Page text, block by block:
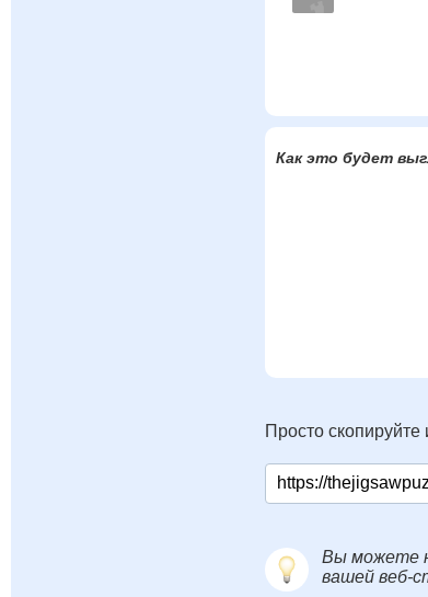
Как это будет
Просто скопируйте
Вы можете
вашей веб-